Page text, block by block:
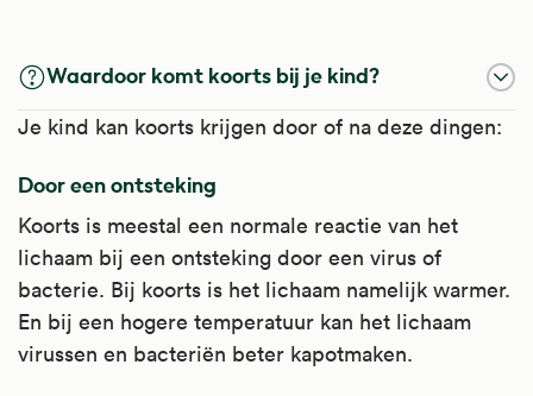
Waardoor komt koorts bij je kind?
Je kind kan koorts krijgen door of na deze dingen:
Door een ontsteking
Koorts is meestal een normale reactie van het
lichaam bij een ontsteking door een virus of
bacterie. Bij koorts is het lichaam namelijk warmer.
En bij een hogere temperatuur kan het lichaam
virussen en bacteriën beter kapotmaken.